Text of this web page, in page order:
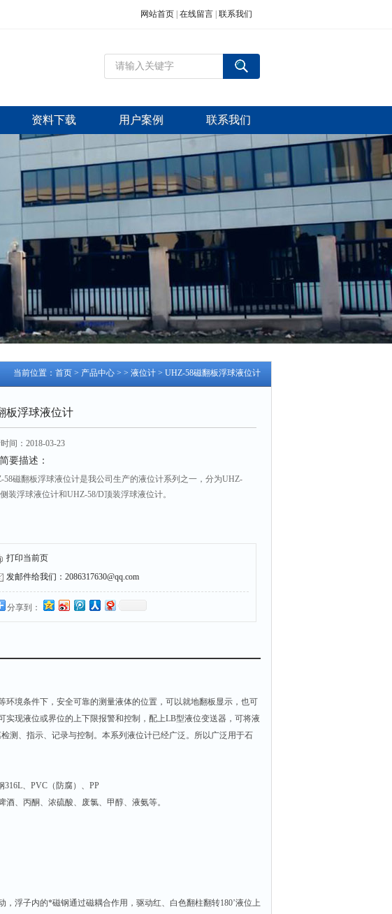
网站首页 在线留言 联系我们
资料下载 用户案例 联系我们
当前位置： 首页 > 产品中心 > > 液位计 > UHZ-58磁翻板浮球液位计
板浮球液位计
间：2018-03-23
简要描述：
58磁翻板浮球液位计是我公司生产的液位计系列之一，分为UHZ-
装浮球液位计和UHZ-58/D顶装浮球液位计。
打印当前页
发邮件给我们：2086317630@qq.com
分享到：
境条件下，安全可靠的测量液体的位置，可以就地翻板显示，也可
现液位或界位的上下限报警和控制，配上LB型液位变送器，可将液
测、指示、记录与控制。本系列液位计已经广泛。所以广泛用于石
316L、PVC（防腐）、PP
、丙酮、浓硫酸、废氯、甲醇、液氨等。
浮子内的*磁钢通过磁耦合作用，驱动红、白色翻柱翻转180’液位上